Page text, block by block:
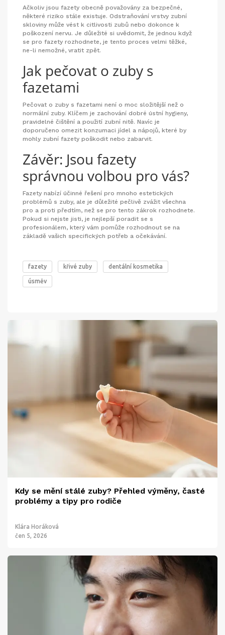
Ačkoliv jsou fazety obecně považovány za bezpečné,
některé riziko stále existuje. Odstraňování vrstvy zubní
skloviny může vést k citlivosti zubů nebo dokonce k
poškození nervu. Je důležité si uvědomit, že jednou když
se pro fazety rozhodnete, je tento proces velmi těžké,
ne-li nemožné, vratit zpět.
Jak pečovat o zuby s
fazetami
Pečovat o zuby s fazetami není o moc složitější než o
normální zuby. Klíčem je zachování dobré ústní hygieny,
pravidelné čištění a použití zubní nitě. Navíc je
doporučeno omezit konzumaci jídel a nápojů, které by
mohly zubní fazety poškodit nebo zabarvit.
Závěr: Jsou fazety
správnou volbou pro vás?
Fazety nabízí účinné řešení pro mnoho estetických
problémů s zuby, ale je důležité pečlivě zvážit všechna
pro a proti předtím, než se pro tento zákrok rozhodnete.
Pokud si nejste jisti, je nejlepší poradit se s
profesionálem, který vám pomůže rozhodnout se na
základě vašich specifických potřeb a očekávání.
fazety křivé zuby dentální kosmetika
úsměv
Kdy se mění stálé zuby? Přehled výměny, časté
problémy a tipy pro rodiče
Klára Horáková
čen 5, 2026